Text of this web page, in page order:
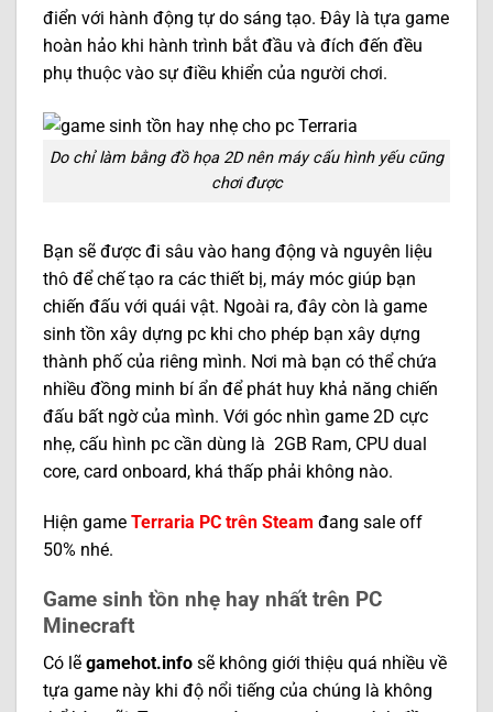
điển với hành động tự do sáng tạo. Đây là tựa game
hoàn hảo khi hành trình bắt đầu và đích đến đều
phụ thuộc vào sự điều khiển của người chơi.
Do chỉ làm bằng đồ họa 2D nên máy cấu hình yếu cũng
chơi được
Bạn sẽ được đi sâu vào hang động và nguyên liệu
thô để chế tạo ra các thiết bị, máy móc giúp bạn
chiến đấu với quái vật. Ngoài ra, đây còn là game
sinh tồn xây dựng pc khi cho phép bạn xây dựng
thành phố của riêng mình. Nơi mà bạn có thể chứa
nhiều đồng minh bí ẩn để phát huy khả năng chiến
đấu bất ngờ của mình. Với góc nhìn game 2D cực
nhẹ, cấu hình pc cần dùng là 2GB Ram, CPU dual
core, card onboard, khá thấp phải không nào.
Hiện game Terraria PC trên Steam đang sale off
50% nhé.
Game sinh tồn nhẹ hay nhất trên PC
Minecraft
Có lẽ gamehot.info sẽ không giới thiệu quá nhiều về
tựa game này khi độ nổi tiếng của chúng là không